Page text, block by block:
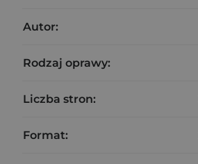
Autor:
Rodzaj oprawy:
Liczba stron:
Format: